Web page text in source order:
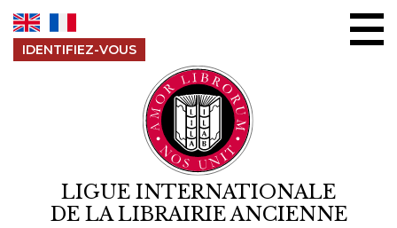
IDENTIFIEZ-VOUS
LIGUE INTERNATIONALE
DE LA LIBRAIRIE ANCIENNE